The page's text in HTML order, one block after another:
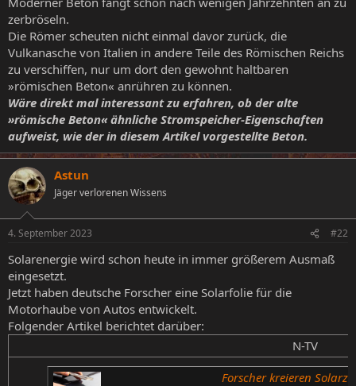
zerbröseln.
Die Römer scheuten nicht einmal davor zurück, die
Vulkanasche von Italien in andere Teile des Römischen Reichs
zu verschiffen, nur um dort den gewohnt haltbaren
»römischen Beton« anrühren zu können.
Wäre direkt mal interessant zu erfahren, ob der alte
»römische Beton« ähnliche Stromspeicher-Eigenschaften
aufweist, wie der in diesem Artikel vorgestellte Beton.
Astun
Jäger verlorenen Wissens
4. September 2023 #22
Solarenergie wird schon heute in immer größerem Ausmaß
eingesetzt.
Jetzt haben deutsche Forscher eine Solarfolie für die
Motorhaube von Autos entwickelt.
Folgender Artikel berichtet darüber:
N-TV​
Forscher kreieren